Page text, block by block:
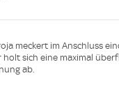
meckert im Anschluss
holt sich eine maximal
ab.